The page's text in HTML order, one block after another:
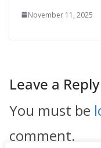
November 11, 2025
Leave a Reply
You must be
comment.